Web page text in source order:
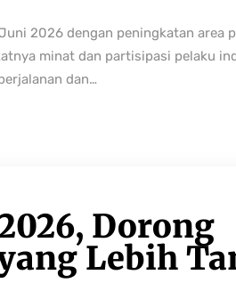
2026 dengan peningkatan area
minat dan partisipasi pelaku
dan…
Dorong
Lebih